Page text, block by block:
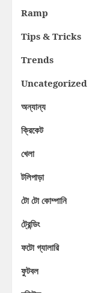
Ramp
Tips & Tricks
Trends
Uncategorized
অন্যান্য
ক্রিকেট
খেলা
টলিপাড়া
টো টো কোম্পানি
ট্রেন্ডিং
ফটো গ্যালারি
ফুটবল